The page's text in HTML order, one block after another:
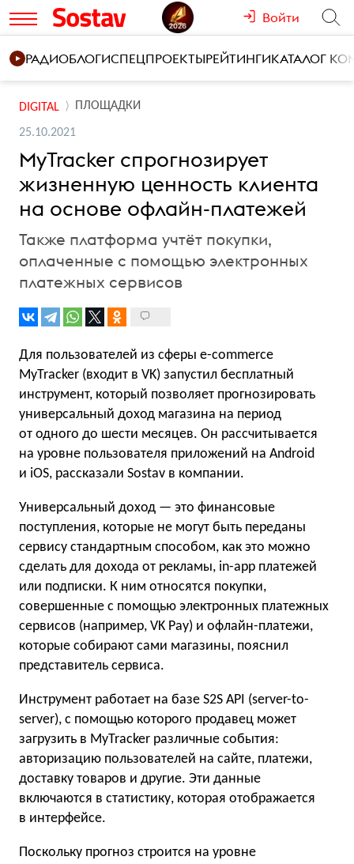
Войти
РАДИОБЛОГИСПЕЦПРОЕКТЫРЕЙТИНГИКАТАЛОГ
DIGITAL ПЛОЩАДКИ
25.10.2021
MyTracker спрогнозирует
жизненную ценность клиента
на основе офлайн-платежей
Также платформа учтёт покупки,
оплаченные с помощью электронных
платежных сервисов
Для пользователей из сферы e-commerce
MyTracker (входит в VK) запустил бесплатный
инструмент, который позволяет прогнозировать
универсальный доход магазина на период
от одного до шести месяцев. Он рассчитывается
на уровне пользователя приложений на Android
и iOS, рассказали Sostav в компании.
Универсальный доход — это финансовые
поступления, которые не могут быть переданы
сервису стандартным способом, как это можно
сделать для дохода от рекламы, in-app платежей
или подписки. К ним относятся покупки,
совершенные с помощью электронных платежных
сервисов (например, VK Pay) и офлайн-платежи,
которые собирают сами магазины, пояснил
представитель сервиса.
Инструмент работает на базе S2S API (server-to-
server), с помощью которого продавец может
загрузить в MyTracker различные события:
авторизацию пользователей на сайте, платежи,
доставку товаров и другие. Эти данные
включаются в статистику, которая отображается
в интерфейсе.
Поскольку прогноз строится на уровне